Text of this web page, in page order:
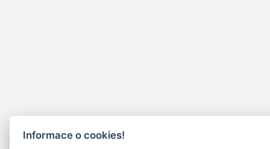
Informace o cookies!